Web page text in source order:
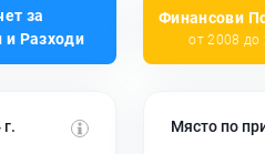
за
и Разходи
Финансови
от 2008 до
Място по